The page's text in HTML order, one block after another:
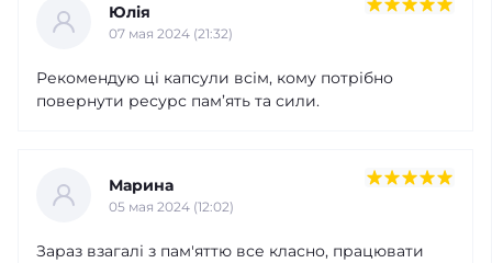
Юлія
07 мая 2024 (21:32)
Рекомендую ці капсули всім, кому потрібно
повернути ресурс пам’ять та сили.
Марина
05 мая 2024 (12:02)
Зараз взагалі з пам'яттю все класно, працювати